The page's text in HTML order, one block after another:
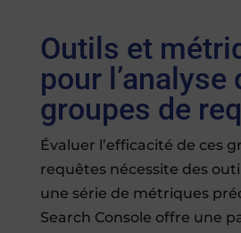
Outils et
pour l’analyse
groupes de
Évaluer l’efficacité de ces
requêtes nécessite des
une série de métriques
Search Console offre une